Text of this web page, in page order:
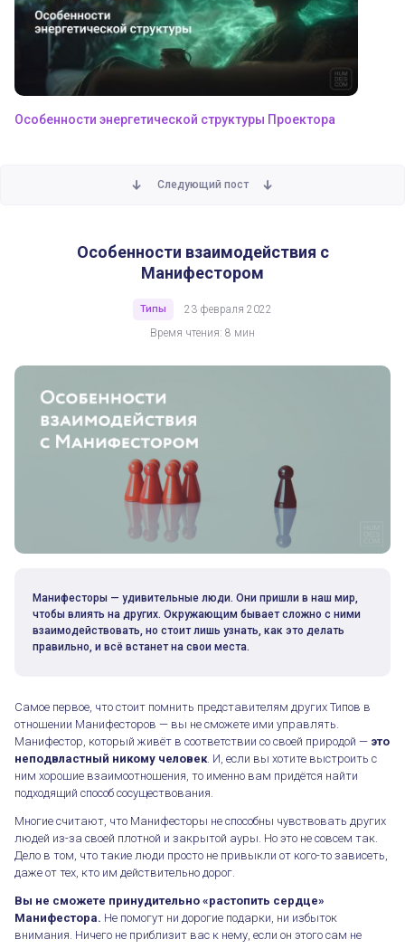
Особенности энергетической структуры Проектора
Следующий пост
Особенности взаимодействия с
Манифестором
Типы
23 февраля 2022
Время чтения: 8 мин
Манифесторы — удивительные люди. Они пришли в наш мир,
чтобы влиять на других. Окружающим бывает сложно с ними
взаимодействовать, но стоит лишь узнать, как это делать
правильно, и всё встанет на свои места.
Самое первое, что стоит помнить представителям других Типов в
отношении Манифесторов — вы не сможете ими управлять.
Манифестор, который живёт в соответствии со своей природой — это
неподвластный никому человек . И, если вы хотите выстроить с
ним хорошие взаимоотношения, то именно вам придётся найти
подходящий способ сосуществования.
Многие считают, что Манифесторы не способны чувствовать других
людей из-за своей плотной и закрытой ауры. Но это не совсем так.
Дело в том, что такие люди просто не привыкли от кого-то зависеть,
даже от тех, кто им действительно дорог.
Вы не сможете принудительно «растопить сердце»
Манифестора. Не помогут ни дорогие подарки, ни избыток
внимания. Ничего не приблизит вас к нему, если он этого сам не